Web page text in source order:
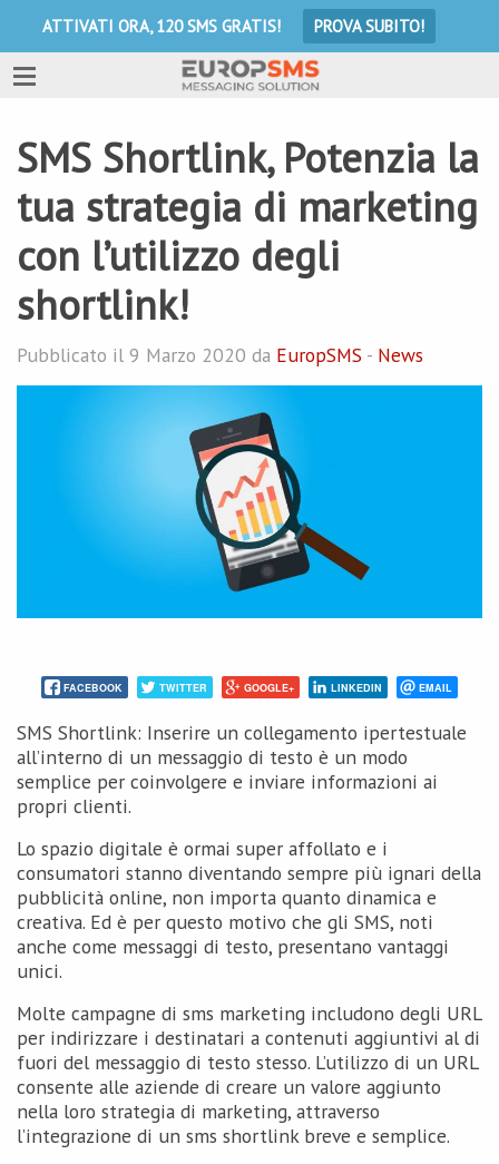
ATTIVATI ORA, 120 SMS GRATIS! PROVA SUBITO!
SMS Shortlink, Potenzia la
tua strategia di marketing
con l’utilizzo degli
shortlink!
Pubblicato il 9 Marzo 2020 da EuropSMS - News
FACEBOOK TWITTER GOOGLE+ LINKEDIN EMAIL
SMS Shortlink: Inserire un collegamento ipertestuale
all’interno di un messaggio di testo è un modo
semplice per coinvolgere e inviare informazioni ai
propri clienti.
Lo spazio digitale è ormai super affollato e i
consumatori stanno diventando sempre più ignari della
pubblicità online, non importa quanto dinamica e
creativa. Ed è per questo motivo che gli SMS, noti
anche come messaggi di testo, presentano vantaggi
unici.
Molte campagne di sms marketing includono degli URL
per indirizzare i destinatari a contenuti aggiuntivi al di
fuori del messaggio di testo stesso. L’utilizzo di un URL
consente alle aziende di creare un valore aggiunto
nella loro strategia di marketing, attraverso
l’integrazione di un sms shortlink breve e semplice.